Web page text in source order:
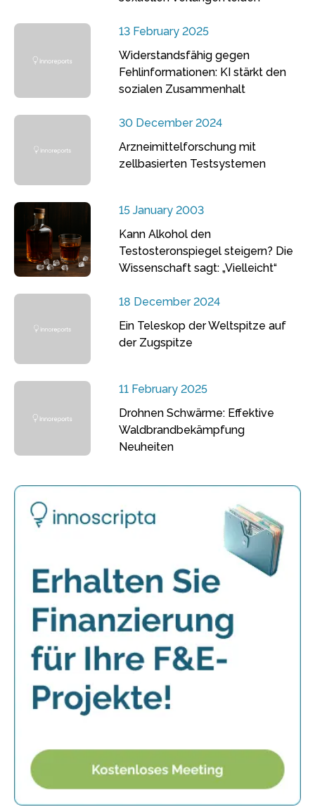
13 February 2025
Widerstandsfähig gegen
Fehlinformationen: KI stärkt den
sozialen Zusammenhalt
30 December 2024
Arzneimittelforschung mit
zellbasierten Testsystemen
15 January 2003
Kann Alkohol den
Testosteronspiegel steigern? Die
Wissenschaft sagt: „Vielleicht“
18 December 2024
Ein Teleskop der Weltspitze auf
der Zugspitze
11 February 2025
Drohnen Schwärme: Effektive
Waldbrandbekämpfung
Neuheiten